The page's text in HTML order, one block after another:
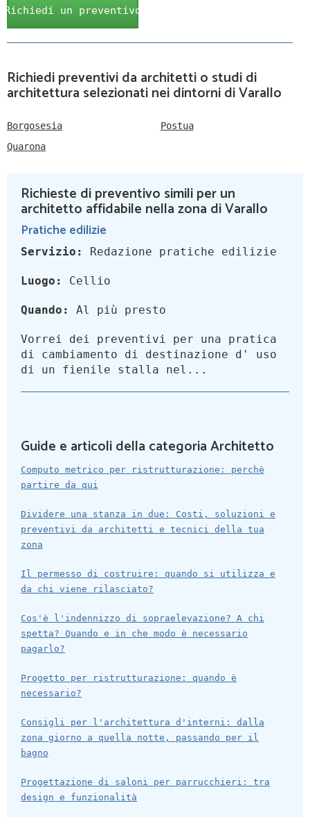
Richiedi un preventivo
Richiedi preventivi da architetti o studi di
architettura selezionati nei dintorni di Varallo
Borgosesia
Postua
Quarona
Richieste di preventivo simili per un
architetto affidabile nella zona di Varallo
Pratiche edilizie
Servizio: Redazione pratiche edilizie
Luogo: Cellio
Quando: Al più presto
Vorrei dei preventivi per una pratica
di cambiamento di destinazione d' uso
di un fienile stalla nel...
Guide e articoli della categoria Architetto
Computo metrico per ristrutturazione: perchè
partire da qui
Dividere una stanza in due: Costi, soluzioni e
preventivi da architetti e tecnici della tua
zona
Il permesso di costruire: quando si utilizza e
da chi viene rilasciato?
Cos'è l'indennizzo di sopraelevazione? A chi
spetta? Quando e in che modo è necessario
pagarlo?
Progetto per ristrutturazione: quando è
necessario?
Consigli per l'architettura d'interni: dalla
zona giorno a quella notte, passando per il
bagno
Progettazione di saloni per parrucchieri: tra
design e funzionalità